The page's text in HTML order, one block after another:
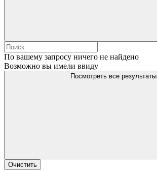
По вашему запросу ничего не найдено
Возможно вы имели ввиду
Посмотреть все результаты
Очистить